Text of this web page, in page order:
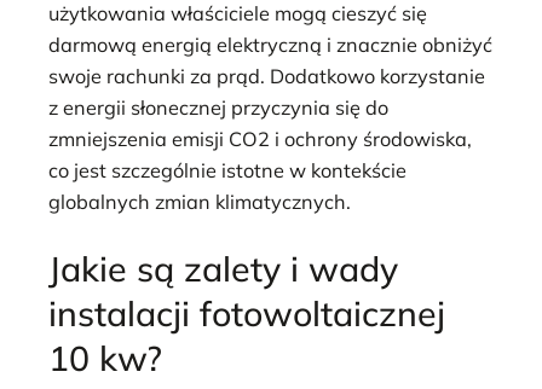
użytkowania właściciele mogą cieszyć się
darmową energią elektryczną i znacznie obniżyć
swoje rachunki za prąd. Dodatkowo korzystanie
z energii słonecznej przyczynia się do
zmniejszenia emisji CO2 i ochrony środowiska,
co jest szczególnie istotne w kontekście
globalnych zmian klimatycznych.
Jakie są zalety i wady
instalacji fotowoltaicznej
10 kw?